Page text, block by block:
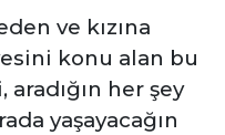
ve kızına
konu alan bu
her şey
yaşayacağın